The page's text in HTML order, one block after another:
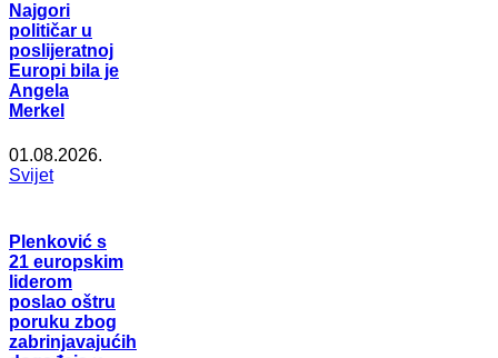
Najgori
političar u
poslijeratnoj
Europi bila je
Angela
Merkel
01.08.2026.
Svijet
Plenković s
21 europskim
liderom
poslao oštru
poruku zbog
zabrinjavajućih